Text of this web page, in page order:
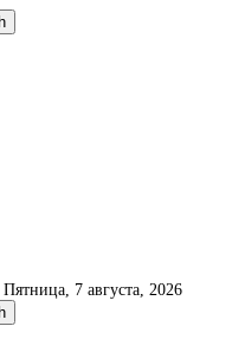
Пятница, 7 августа, 2026